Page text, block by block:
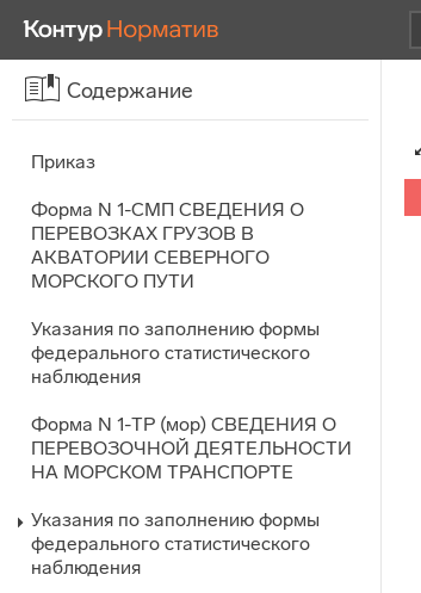
Содержание
Приказ
Форма N 1-СМП СВЕДЕНИЯ О
ПЕРЕВОЗКАХ ГРУЗОВ В
АКВАТОРИИ СЕВЕРНОГО
МОРСКОГО ПУТИ
Указания по заполнению формы
федерального статистического
наблюдения
Форма N 1-ТР (мор) СВЕДЕНИЯ О
ПЕРЕВОЗОЧНОЙ ДЕЯТЕЛЬНОСТИ
НА МОРСКОМ ТРАНСПОРТЕ
Указания по заполнению формы
федерального статистического
наблюдения